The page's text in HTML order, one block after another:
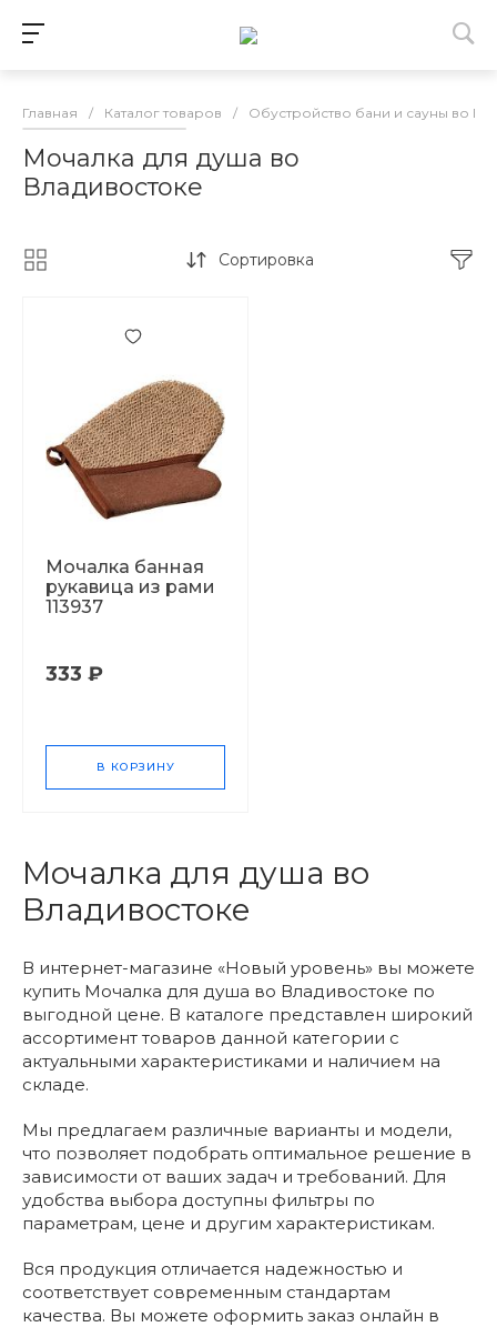
Главная / Каталог товаров / Обустройство бани и сауны во
Мочалка для душа во
Владивостоке
Сортировка
Мочалка банная
рукавица из рами
113937
333 ₽
В КОРЗИНУ
Мочалка для душа во
Владивостоке
В интернет-магазине «Новый уровень» вы можете
купить Мочалка для душа во Владивостоке по
выгодной цене. В каталоге представлен широкий
ассортимент товаров данной категории с
актуальными характеристиками и наличием на
складе.
Мы предлагаем различные варианты и модели,
что позволяет подобрать оптимальное решение в
зависимости от ваших задач и требований. Для
удобства выбора доступны фильтры по
параметрам, цене и другим характеристикам.
Вся продукция отличается надежностью и
соответствует современным стандартам
качества. Вы можете оформить заказ онлайн в